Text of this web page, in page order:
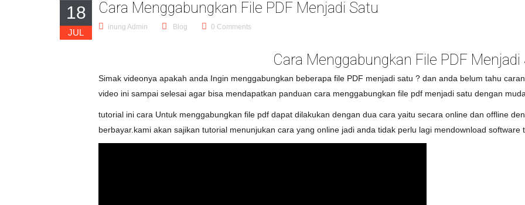
18
JUL
Cara Menggabungkan File PDF Menjadi Satu
inung Admin Blog 0 Comments
Cara Menggabungkan File PDF Menjadi
Simak videonya apakah anda Ingin menggabungkan beberapa file PDF menjadi satu ? dan anda belum tahu
video ini sampai selesai agar bisa mendapatkan panduan cara menggabungkan file pdf menjadi satu dengan
tutorial ini cara Untuk menggabungkan file pdf dapat dilakukan dengan dua cara yaitu secara online dan offline
berbayar.kami akan sajikan tutorial menunjukan cara yang online jadi anda tidak perlu lagi mendownload software